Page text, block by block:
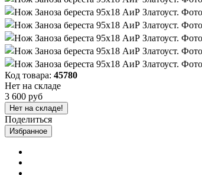
Код товара: 45780
Нет на складе
3 600 руб
Нет на складе!
Поделиться
Избранное